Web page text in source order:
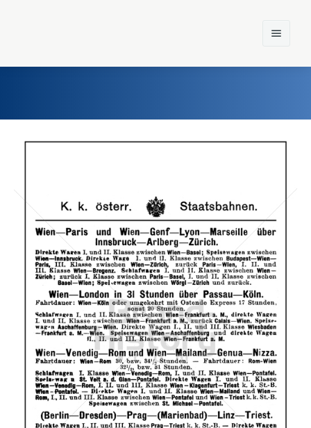
Marken
Konzerne
Epoche